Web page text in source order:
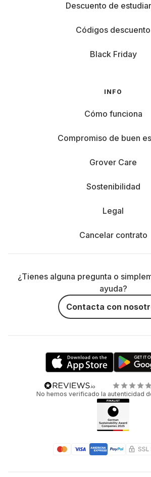
Descuento de
Códigos descuento
Black Friday
INFO
Cómo funciona
Compromiso de buen
Grover Care
Sostenibilidad
Legal
Cancelar contrato
¿Tienes alguna pregunta o
ayuda?
Contacta con
No hemos verificado la autenticidad